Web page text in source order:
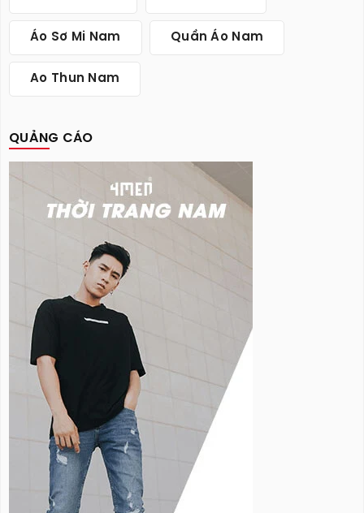
Áo Sơ Mi Nam Quần Áo Nam
Ao Thun Nam
QUẢNG CÁO